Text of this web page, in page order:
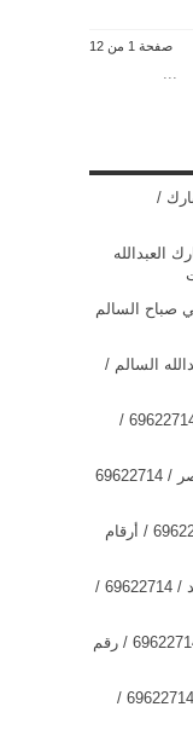
صفحة 1 من 12
...
/
العبدالله
صباح السالم
السالم /
خدمة تصليح سيارات متنقلة صبحان / 69622714‬ /
خدمة تصليح سيارات متنقلة كبد / 69622714‬ / أرقام
خدمة تصليح سيارات متنقلة فهد الأحمد / 69622714‬ /
خدمة تصليح سيارات متنقلة قرطبة / 69622714‬ / رقم
خدمة تصليح سيارات متنقلة غرناطة / 69622714‬ /